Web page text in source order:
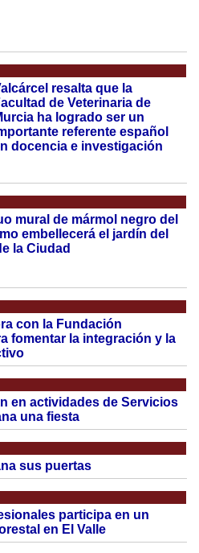
resalta que la
de Veterinaria de
ha logrado ser un
referente español
docencia e investigación
mural de mármol negro del
embellecerá el jardín del
la Ciudad
con la Fundación
fomentar la integración y la
en actividades de Servicios
una fiesta
sus puertas
participa en un
en El Valle